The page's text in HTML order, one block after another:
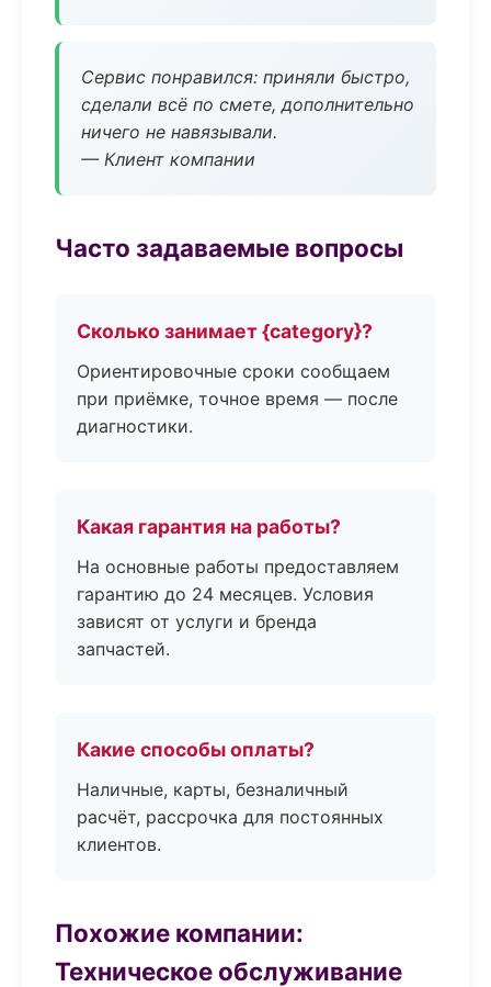
Сервис понравился: приняли быстро,
сделали всё по смете, дополнительно
ничего не навязывали.
— Клиент компании
Часто задаваемые вопросы
Сколько занимает {category}?
Ориентировочные сроки сообщаем
при приёмке, точное время — после
диагностики.
Какая гарантия на работы?
На основные работы предоставляем
гарантию до 24 месяцев. Условия
зависят от услуги и бренда
запчастей.
Какие способы оплаты?
Наличные, карты, безналичный
расчёт, рассрочка для постоянных
клиентов.
Похожие компании:
Техническое обслуживание